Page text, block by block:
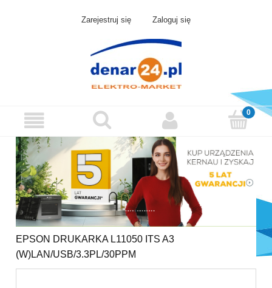
Zarejestruj się Zaloguj się
EPSON DRUKARKA L11050 ITS A3
(W)LAN/USB/3.3PL/30PPM